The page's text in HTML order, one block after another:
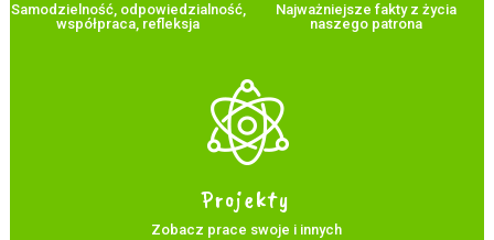
Samodzielność, odpowiedzialność,
współpraca, refleksja
Najważniejsze fakty z życia
naszego patrona
Projekty
Zobacz prace swoje i innych